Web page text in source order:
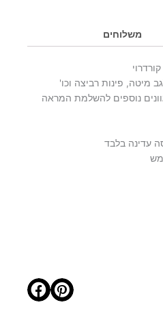
משלוחים
מיטה, פינות רביצה וכו'
נוספים להשלמת המראה
עדינה בלבד